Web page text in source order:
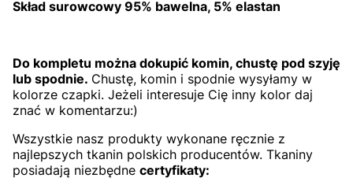
Skład surowcowy 95% bawelna, 5% elastan
Do kompletu można dokupić komin, chustę pod szyję
lub spodnie. Chustę, komin i spodnie wysyłamy w
kolorze czapki. Jeżeli interesuje Cię inny kolor daj
znać w komentarzu:)
Wszystkie nasz produkty wykonane ręcznie z
najlepszych tkanin polskich producentów. Tkaniny
posiadają niezbędne certyfikaty: